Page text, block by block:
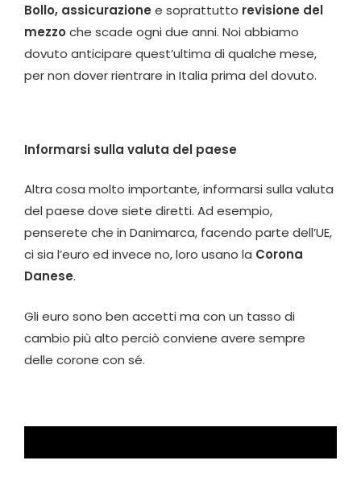
Bollo, assicurazione e soprattutto revisione del
mezzoche scade ogni due anni. Noi abbiamo
dovuto anticipare quest’ultima di qualche mese,
per non dover rientrare in Italia prima del dovuto.
Informarsi sulla valuta del paese
Altra cosa molto importante, informarsi sulla valuta
del paese dove siete diretti. Ad esempio,
penserete che in Danimarca, facendo parte dell’UE,
ci sia l’euro ed invece no, loro usano la Corona
Danese.
Gli euro sono ben accetti ma con un tasso di
cambio più alto perciò conviene avere sempre
delle corone con sé.